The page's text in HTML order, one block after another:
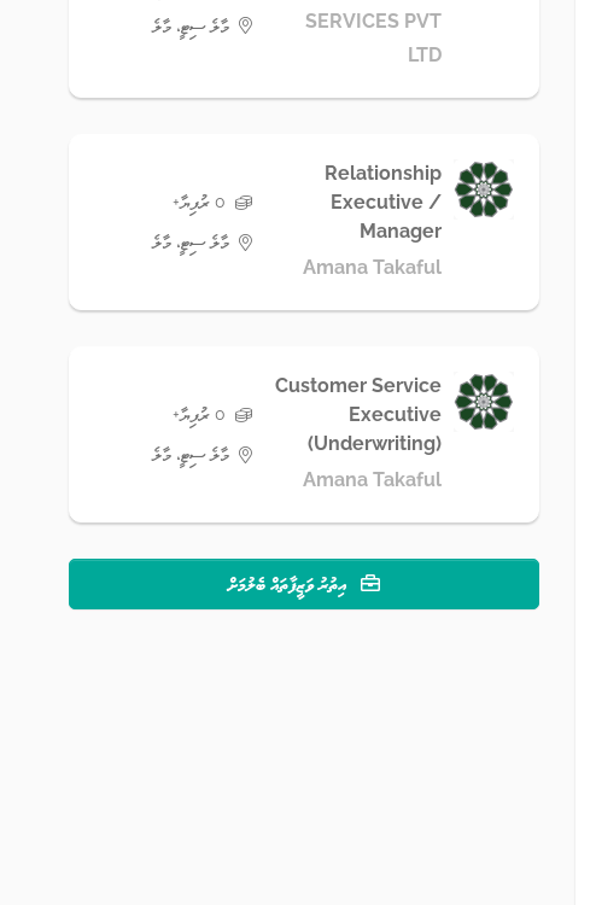
SERVICES PVT
LTD
މާލެ ސިޓީ، މާލެ
Relationship
Executive /
Manager
Amana Takaful
0 ރުފިޔާ+
މާލެ ސިޓީ، މާލެ
Customer Service
Executive
(Underwriting)
Amana Takaful
0 ރުފިޔާ+
މާލެ ސިޓީ، މާލެ
އިތުރު ވަޒީފާތައް ބެލުމަށް